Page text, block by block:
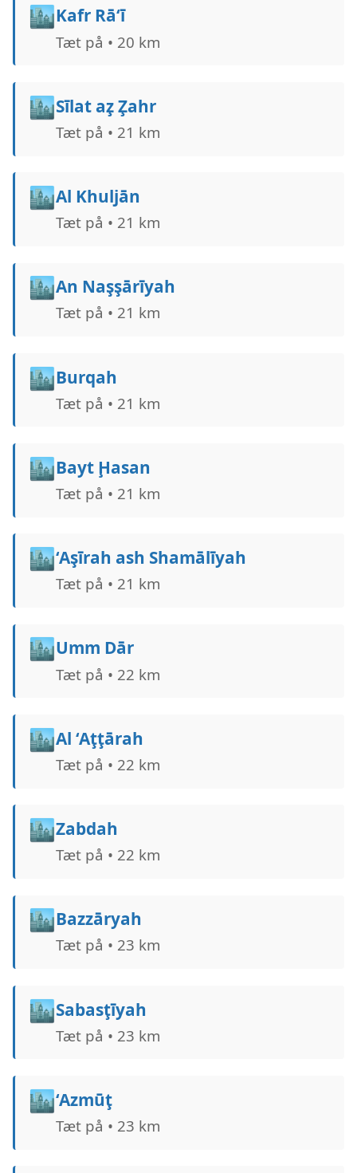
🏙️Kafr Rā‘ī
Tæt på • 20 km
🏙️Sīlat az̧ Z̧ahr
Tæt på • 21 km
🏙️Al Khuljān
Tæt på • 21 km
🏙️An Naşşārīyah
Tæt på • 21 km
🏙️Burqah
Tæt på • 21 km
🏙️Bayt Ḩasan
Tæt på • 21 km
🏙️‘Aşīrah ash Shamālīyah
Tæt på • 21 km
🏙️Umm Dār
Tæt på • 22 km
🏙️Al ‘Aţţārah
Tæt på • 22 km
🏙️Zabdah
Tæt på • 22 km
🏙️Bazzāryah
Tæt på • 23 km
🏙️Sabasţīyah
Tæt på • 23 km
🏙️‘Azmūţ
Tæt på • 23 km